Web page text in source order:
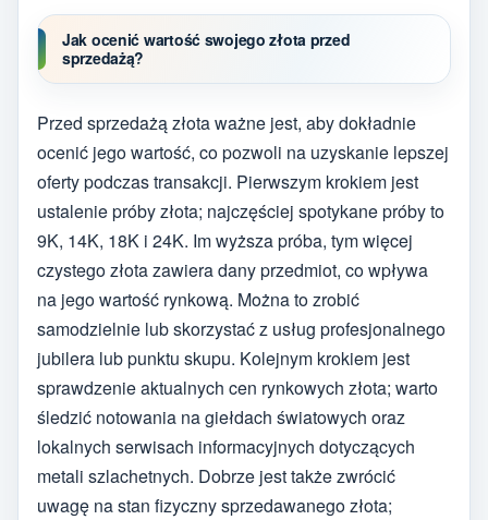
Jak ocenić wartość swojego złota przed
sprzedażą?
Przed sprzedażą złota ważne jest, aby dokładnie
ocenić jego wartość, co pozwoli na uzyskanie lepszej
oferty podczas transakcji. Pierwszym krokiem jest
ustalenie próby złota; najczęściej spotykane próby to
9K, 14K, 18K i 24K. Im wyższa próba, tym więcej
czystego złota zawiera dany przedmiot, co wpływa
na jego wartość rynkową. Można to zrobić
samodzielnie lub skorzystać z usług profesjonalnego
jubilera lub punktu skupu. Kolejnym krokiem jest
sprawdzenie aktualnych cen rynkowych złota; warto
śledzić notowania na giełdach światowych oraz
lokalnych serwisach informacyjnych dotyczących
metali szlachetnych. Dobrze jest także zwrócić
uwagę na stan fizyczny sprzedawanego złota;